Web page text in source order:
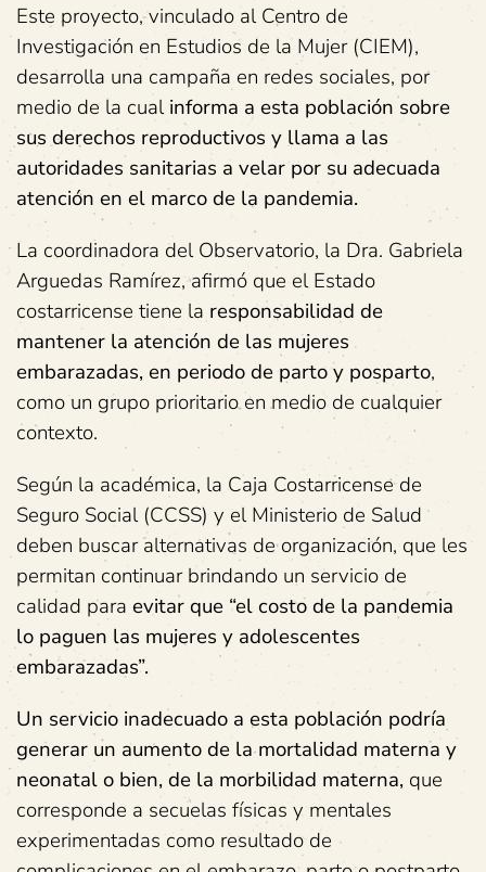
Este proyecto, vinculado al Centro de
Investigación en Estudios de la Mujer (CIEM),
desarrolla una campaña en redes sociales, por
medio de la cualinforma a esta población sobre
sus derechos reproductivos y llama a las
autoridades sanitarias a velar por su adecuada
atención en el marco de la pandemia.
La coordinadora del Observatorio, la Dra. Gabriela
Arguedas Ramírez, afirmó que el Estado
costarricense tiene la responsabilidad de
mantener la atención de las mujeres
embarazadas, en periodo de parto y posparto,
como un grupo prioritario en medio de cualquier
contexto.
Según la académica, la Caja Costarricense de
Seguro Social (CCSS) y el Ministerio de Salud
deben buscar alternativas de organización, que les
permitan continuar brindando un servicio de
calidad para evitar que “el costo de la pandemia
lo paguen las mujeres y adolescentes
embarazadas”.
Un servicio inadecuado a esta población podría
generar un aumento de la mortalidad materna y
neonatal o bien, de la morbilidad materna, que
corresponde a secuelas físicas y mentales
experimentadas como resultado de